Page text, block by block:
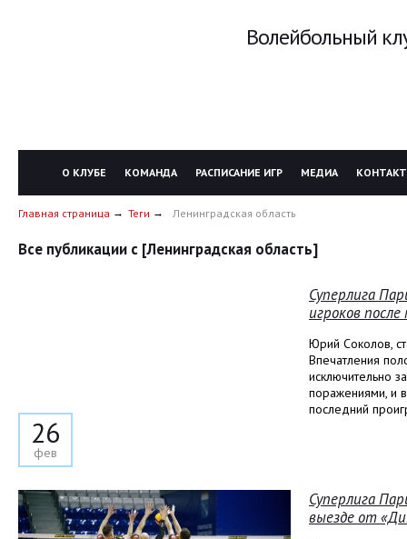
Волейбольный
О КЛУБЕ КОМАНДА РАСПИСАНИЕ ИГР МЕДИА
Главная страница Теги Ленинградская область
Все публикации с [Ленинградская область]
26
фев
Суперлига
игроков
Юрий Соколов,
Впечатления
исключительно
поражениями, и
последний
Суперлига
выезде от